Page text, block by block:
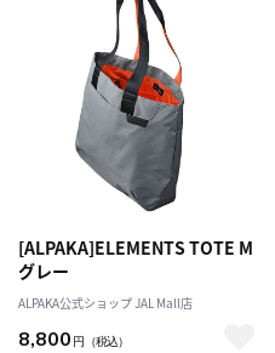
[ALPAKA]ELEMENTS TOTE M
グレー
ALPAKA公式ショップ JAL Mall店
8,800 円 （税込）